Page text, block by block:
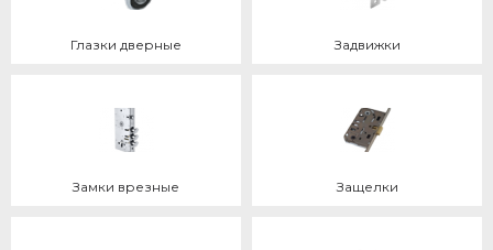
Глазки дверные Задвижки
Замки врезные Защелки